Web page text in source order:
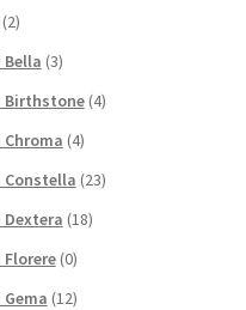
(2)
(3)
Birthstone (4)
(4)
Constella (23)
(18)
(0)
(12)